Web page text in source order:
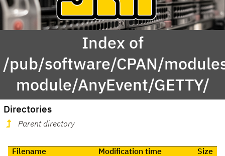
Index of
/pub/software/CPAN/
module/AnyEvent/GETTY/
Directories
Parent directory
Filename Modification time
Size